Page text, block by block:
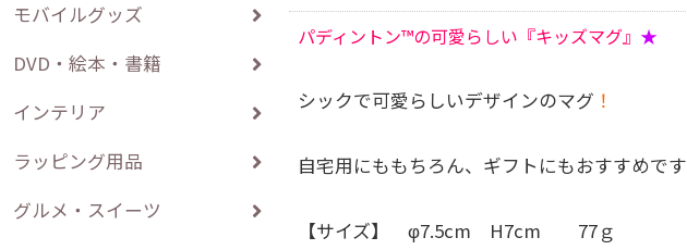
モバイルグッズ
DVD・絵本・書籍
インテリア
ラッピング用品
グルメ・スイーツ
パディントン™の可愛らしい『キッズマグ』 ★
シックで可愛らしいデザインのマグ ！
自宅用にももちろん、ギフトにもおすすめです
【サイズ】 φ7.5cm H7cm 77ｇ